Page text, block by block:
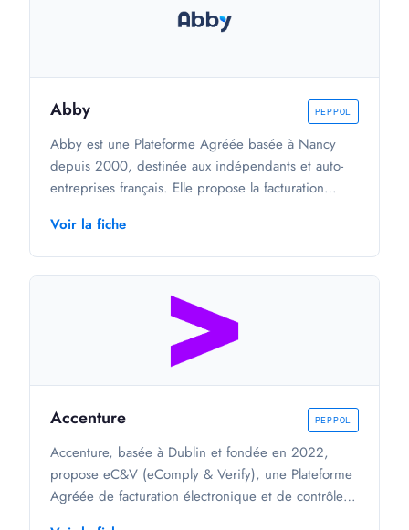
distribution. La solution intègre la signature
électronique et répond aux exigences de
commerciaux.
Abby PEPPOL
Abby est une Plateforme Agréée basée à Nancy
depuis 2000, destinée aux indépendants et auto-
entreprises français. Elle propose la facturation
reporting), ainsi que des fonctionnalités
complémentaires : livre des recettes,
synchronisation bancaire et gestion des déclarations
Urssaf et TVA. Avec 100 000 clients, la solution
couvre l'ensemble des secteurs d'activité pour les
Voir la fiche
Accenture PEPPOL
Accenture, basée à Dublin et fondée en 2022,
propose eC&V (eComply & Verify), une Plateforme
Agréée de facturation électronique et de contrôle